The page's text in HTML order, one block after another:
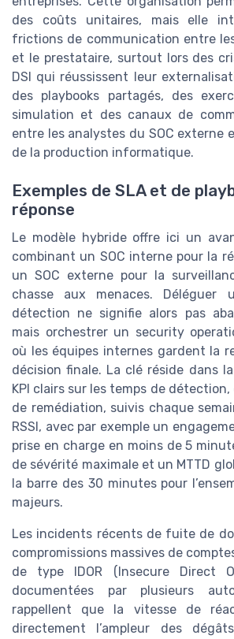
des coûts unitaires, mais elle
frictions de communication entre
et le prestataire, surtout lors des
DSI qui réussissent leur
des playbooks partagés, des
simulation et des canaux de
entre les analystes du SOC externe
de la production informatique.
Exemples de SLA et de
réponse
Le modèle hybride offre ici un
combinant un SOC interne pour la
un SOC externe pour la
chasse aux menaces.
détection ne signifie alors pas
mais orchestrer un security
où les équipes internes gardent la
décision finale. La clé réside dans
KPI clairs sur les temps de
de remédiation, suivis chaque
RSSI, avec par exemple un
prise en charge en moins de 5
de sévérité maximale et un MTTD
la barre des 30 minutes pour
majeurs.
Les incidents récents de fuite de
compromissions massives de
de type IDOR (Insecure Direct
documentées par plusieurs
rappellent que la vitesse de
directement l’ampleur des